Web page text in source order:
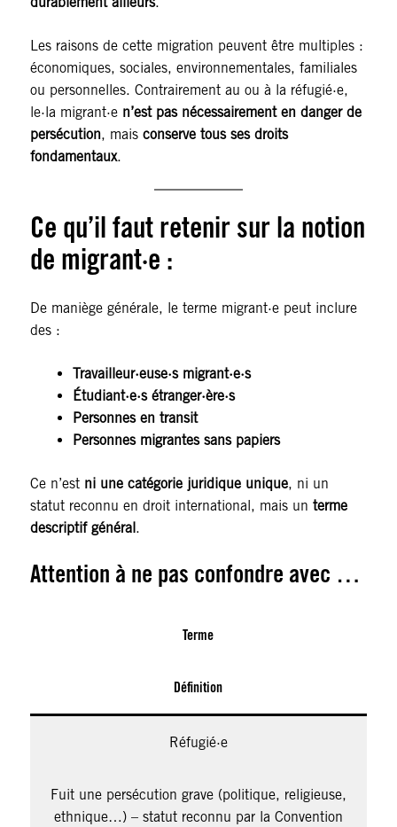
Les raisons de cette migration peuvent être multiples :
économiques, sociales, environnementales, familiales
ou personnelles. Contrairement au ou à la réfugié·e,
le·la migrant·e n’est pas nécessairement en danger de
persécution, mais conserve tous ses droits
fondamentaux.
Ce qu’il faut retenir sur la notion
de migrant·e :
De maniège générale, le terme migrant·e peut inclure
des :
Travailleur·euse·s migrant·e·s
Étudiant·e·s étranger·ère·s
Personnes en transit
Personnes migrantes sans papiers
Ce n’est ni une catégorie juridique unique, ni un
statut reconnu en droit international, mais un terme
descriptif général .
Attention à ne pas confondre avec …
Terme
Définition
Réfugié·e
Fuit une persécution grave (politique, religieuse,
ethnique…) – statut reconnu par la Convention